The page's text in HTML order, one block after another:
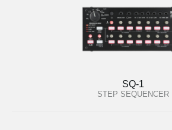
SQ-1
STEP SEQUENCER